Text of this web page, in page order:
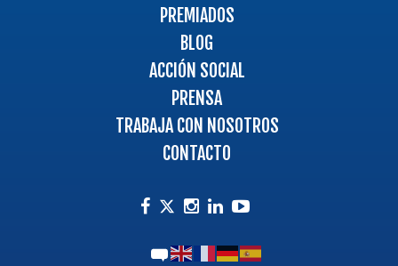
PREMIADOS
BLOG
ACCIÓN SOCIAL
PRENSA
TRABAJA CON NOSOTROS
CONTACTO
Facebook
TwitterInstagram
LinkedinYoutube